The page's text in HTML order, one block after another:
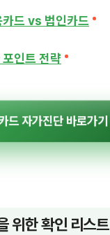
드 vs 법인카드
인트 전략
드 자가진단 바로가기
위한 확인 리스트